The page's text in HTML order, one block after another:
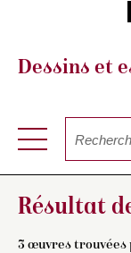
Dessins et
Résultat
3 œuvres trouvées